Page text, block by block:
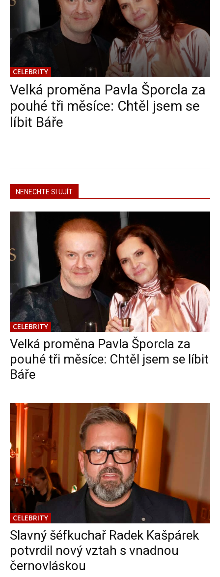
CELEBRITY
Velká proměna Pavla Šporcla za
pouhé tři měsíce: Chtěl jsem se
líbit Báře
NENECHTE SI UJÍT
CELEBRITY
Velká proměna Pavla Šporcla za
pouhé tři měsíce: Chtěl jsem se líbit
Báře
CELEBRITY
Slavný šéfkuchař Radek Kašpárek
potvrdil nový vztah s vnadnou
černovláskou